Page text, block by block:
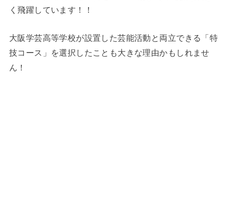
く飛躍しています！！
大阪学芸高等学校が設置した芸能活動と両立できる「特
技コース」を選択したことも大きな理由かもしれませ
ん！